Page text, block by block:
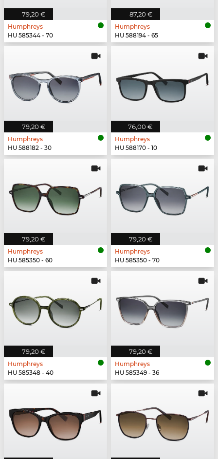
79,20 €
Humphreys
HU 585344 - 70
87,20 €
Humphreys
HU 588194 - 65
79,20 €
Humphreys
HU 588182 - 30
76,00 €
Humphreys
HU 588170 - 10
79,20 €
Humphreys
HU 585350 - 60
79,20 €
Humphreys
HU 585350 - 70
79,20 €
Humphreys
HU 585348 - 40
79,20 €
Humphreys
HU 585349 - 36